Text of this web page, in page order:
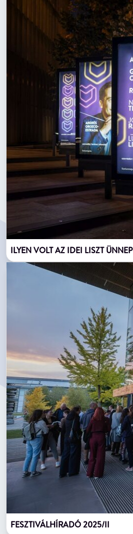
ILYEN VOLT AZ IDEI LISZT ÜNNEP
FESZTIVÁLHÍRADÓ 2025/II